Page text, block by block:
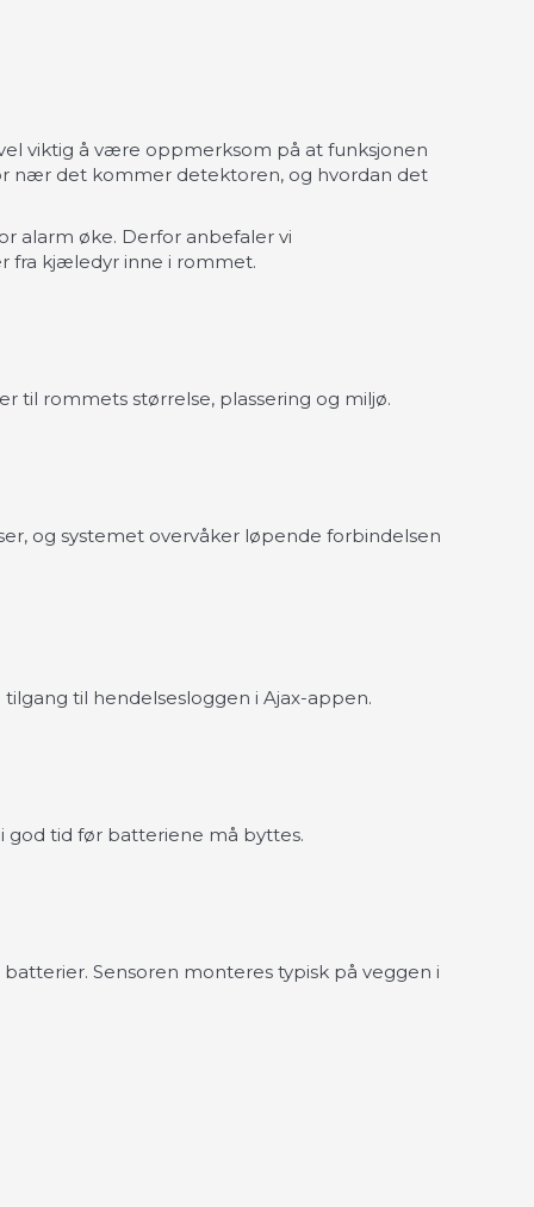
viktig å være oppmerksom på at funksjonen
nær det kommer detektoren, og hvordan det
alarm øke. Derfor anbefaler vi
fra kjæledyr inne i rommet.
til rommets størrelse, plassering og miljø.
og systemet overvåker løpende forbindelsen
til hendelsesloggen i Ajax-appen.
god tid før batteriene må byttes.
Sensoren monteres typisk på veggen i